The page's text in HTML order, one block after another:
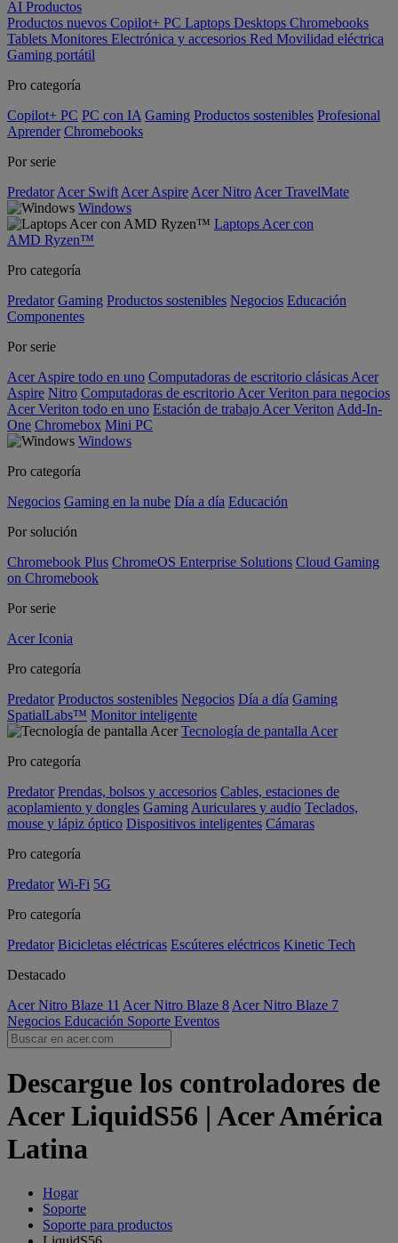
AI Productos
Productos nuevos Copilot+ PC Laptops Desktops Chromebooks
Tablets Monitores Electrónica y accesorios Red Movilidad eléctrica
Gaming portátil
Pro categoría
Copilot+ PC PC con IA Gaming Productos sostenibles Profesional
Aprender Chromebooks
Por serie
Predator Acer Swift Acer Aspire Acer Nitro Acer TravelMate
Windows
Laptops Acer con
AMD Ryzen™
Pro categoría
Predator Gaming Productos sostenibles Negocios Educación
Componentes
Por serie
Acer Aspire todo en uno Computadoras de escritorio clásicas Acer
Aspire Nitro Computadoras de escritorio Acer Veriton para negocios
Acer Veriton todo en uno Estación de trabajo Acer Veriton Add-In-
One Chromebox Mini PC
Windows
Pro categoría
Negocios Gaming en la nube Día a día Educación
Por solución
Chromebook Plus ChromeOS Enterprise Solutions Cloud Gaming
on Chromebook
Por serie
Acer Iconia
Pro categoría
Predator Productos sostenibles Negocios Día a día Gaming
SpatialLabs™ Monitor inteligente
Tecnología de pantalla Acer
Pro categoría
Predator Prendas, bolsos y accesorios Cables, estaciones de
acoplamiento y dongles Gaming Auriculares y audio Teclados,
mouse y lápiz óptico Dispositivos inteligentes Cámaras
Pro categoría
Predator Wi-Fi 5G
Pro categoría
Predator Bicicletas eléctricas Escúteres eléctricos Kinetic Tech
Destacado
Acer Nitro Blaze 11 Acer Nitro Blaze 8 Acer Nitro Blaze 7
Negocios Educación Soporte Eventos
Descargue los controladores de
Acer LiquidS56 | Acer América
Latina
Hogar
Soporte
Soporte para productos